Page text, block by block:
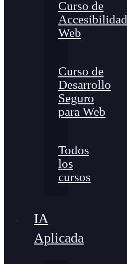
Curso de
Accesibilidad
Web
Curso de
Desarrollo
Seguro
para Web
Todos
los
cursos
IA
Aplicada